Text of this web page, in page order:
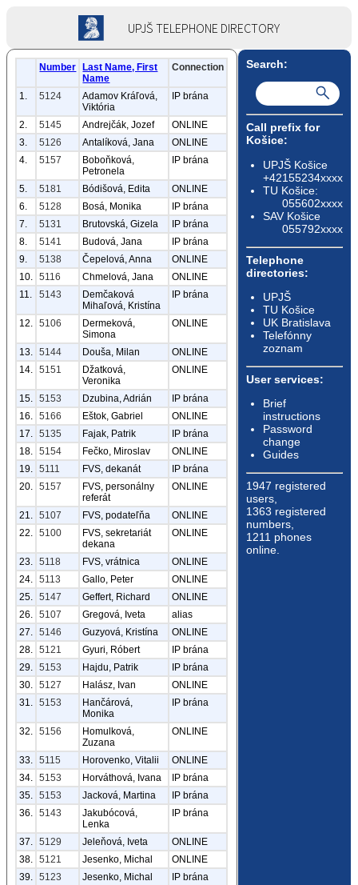
UPJŠ TELEPHONE DIRECTORY
Number
Last Name, First
Name
Connection
1. 5124
Adamov Kráľová,
Viktória
IP brána
2. 5145 Andrejčák, Jozef
ONLINE
3.
5126 Antalíková, Jana
ONLINE
4.
5157
Boboňková,
Petronela
IP brána
5. 5181 Bódišová, Edita
ONLINE
6.
5128 Bosá, Monika
IP brána
7.
5131 Brutovská, Gizela
IP brána
8.
5141 Budová, Jana
IP brána
9.
5138 Čepelová, Anna
ONLINE
10.
5116 Chmelová, Jana
ONLINE
11.
5143
Demčaková
Mihaľová, Kristína
IP brána
12. 5106
Dermeková,
Simona
ONLINE
13. 5144 Douša, Milan
ONLINE
14.
5151
Džatková,
Veronika
ONLINE
15. 5153 Dzubina, Adrián
IP brána
16.
5166 Eštok, Gabriel
ONLINE
17.
5135 Fajak, Patrik
IP brána
18.
5154 Fečko, Miroslav
ONLINE
19.
5111 FVS, dekanát
IP brána
20.
5157
FVS, personálny
referát
ONLINE
21. 5107 FVS, podateľňa
ONLINE
22.
5100
FVS, sekretariát
dekana
ONLINE
23. 5118 FVS, vrátnica
ONLINE
24.
5113 Gallo, Peter
ONLINE
25.
5147 Geffert, Richard
ONLINE
26.
5107 Gregová, Iveta
alias
27.
5146 Guzyová, Kristína
ONLINE
28.
5121 Gyuri, Róbert
IP brána
29.
5153 Hajdu, Patrik
IP brána
30.
5127 Halász, Ivan
ONLINE
31.
5153
Hančárová,
Monika
IP brána
32. 5156
Homulková,
Zuzana
ONLINE
33. 5115 Horovenko, Vitalii
ONLINE
34.
5153 Horváthová, Ivana
IP brána
35.
5153 Jacková, Martina
IP brána
36.
5143
Jakubócová,
Lenka
IP brána
37. 5129 Jeleňová, Iveta
ONLINE
38.
5121 Jesenko, Michal
ONLINE
39.
5123 Jesenko, Michal
IP brána
Search:
Call prefix for
Košice:
UPJŠ Košice
+42155234xxxx
TU Košice:
055602xxxx
SAV Košice
055792xxxx
Telephone
directories:
UPJŠ
TU Košice
UK Bratislava
Telefónny
zoznam
User services:
Brief
instructions
Password
change
Guides
1947 registered
users,
1363 registered
numbers,
1211 phones
online.